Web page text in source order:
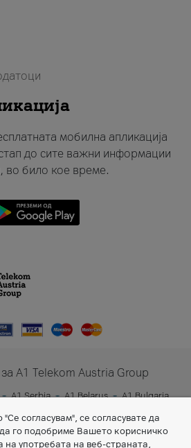
мобилна апликација
до сите важни информации
во било кое време.
A1 Telekom Austria Group
A1 Serbia A1 Belarus
A1 Bulgaria
согласувам", се согласувате да
го подобриме Вашето корисничко
на употребата на веб-страната,